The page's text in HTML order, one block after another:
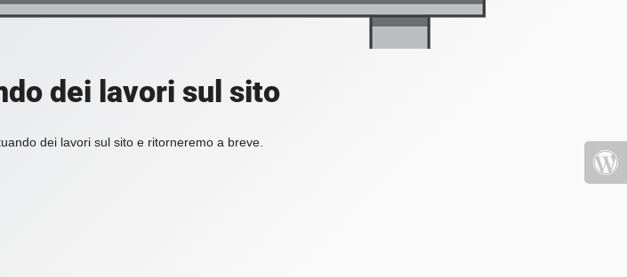
dei lavori sul sito
dei lavori sul sito e ritorneremo a breve.